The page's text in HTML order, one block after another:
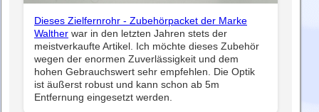
Dieses Zielfernrohr - Zubehörpacket der Marke
Walther war in den letzten Jahren stets der
meistverkaufte Artikel. Ich möchte dieses Zubehör
wegen der enormen Zuverlässigkeit und dem
hohen Gebrauchswert sehr empfehlen. Die Optik
ist äußerst robust und kann schon ab 5m
Entfernung eingesetzt werden.